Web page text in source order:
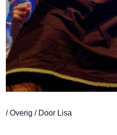
/ Overig / Door Lisa